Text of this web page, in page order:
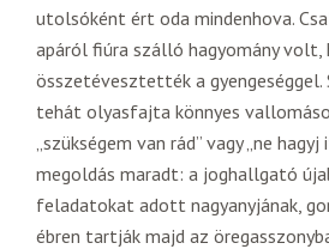
utolsóként ért oda mindenhova.
apáról fiúra szálló hagyomány volt,
összetévesztették a
tehát olyasfajta könnyes
„szükségem van rád” vagy „ne
megoldás maradt: a joghallgató
feladatokat adott nagyanyjának,
ébren tartják majd az